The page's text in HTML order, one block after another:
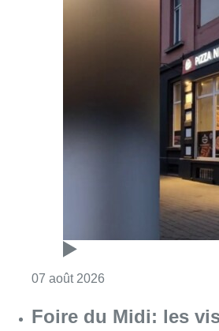
07 août 2026
Foire du Midi: les